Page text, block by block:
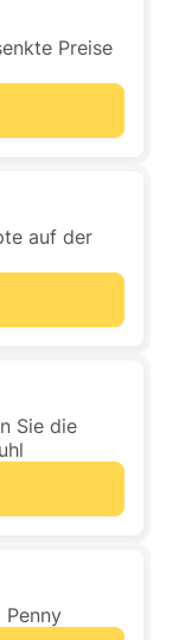
Preise
auf der
Sie die
Penny